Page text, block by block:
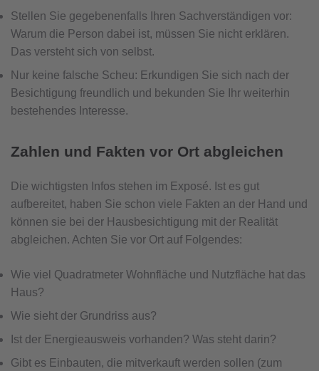
Stellen Sie gegebenenfalls Ihren Sachverständigen vor:
Warum die Person dabei ist, müssen Sie nicht erklären.
Das versteht sich von selbst.
Nur keine falsche Scheu: Erkundigen Sie sich nach der
Besichtigung freundlich und bekunden Sie Ihr weiterhin
bestehendes Interesse.
Zahlen und Fakten vor Ort abgleichen
Die wichtigsten Infos stehen im Exposé. Ist es gut
aufbereitet, haben Sie schon viele Fakten an der Hand und
können sie bei der Hausbesichtigung mit der Realität
abgleichen. Achten Sie vor Ort auf Folgendes:
Wie viel Quadratmeter Wohnfläche und Nutzfläche hat das
Haus?
Wie sieht der Grundriss aus?
Ist der Energieausweis vorhanden? Was steht darin?
Gibt es Einbauten, die mitverkauft werden sollen (zum